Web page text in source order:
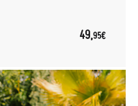
49,95€